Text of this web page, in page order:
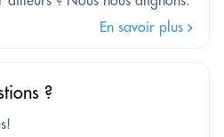
En savoir plus
?